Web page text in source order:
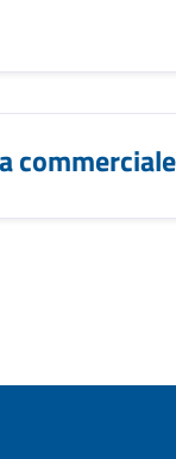
commerciale